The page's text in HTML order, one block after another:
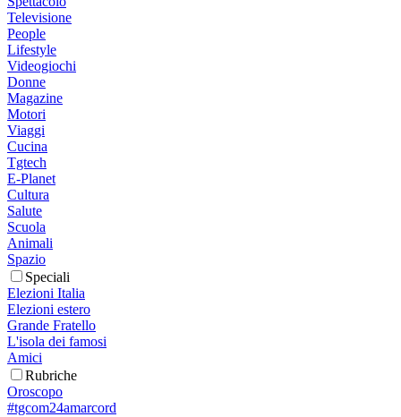
Televisione
People
Lifestyle
Videogiochi
Donne
Magazine
Motori
Viaggi
Cucina
Tgtech
E-Planet
Cultura
Salute
Scuola
Animali
Spazio
Speciali
Elezioni Italia
Elezioni estero
Grande Fratello
L'isola dei famosi
Amici
Rubriche
Oroscopo
#tgcom24amarcord